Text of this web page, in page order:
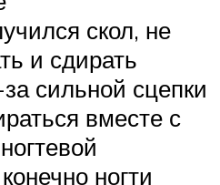
скол, не
и сдирать
сильной сцепки
вместе с
ногти